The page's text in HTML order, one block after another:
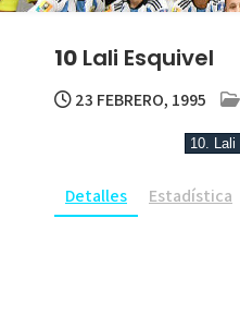
10 Lali Esquivel
23 FEBRERO, 1995
Detalles Estadística